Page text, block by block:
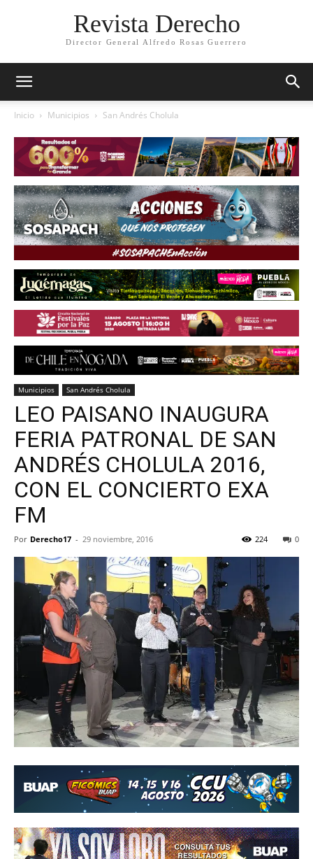
Revista Derecho
Director General Alfredo Rosas Guerrero
Inicio Municipios San Andrés Cholula
Municipios San Andrés Cholula
LEO PAISANO INAUGURA
FERIA PATRONAL DE SAN
ANDRÉS CHOLULA 2016,
CON EL CONCIERTO EXA
FM
Por Derecho17 - 29 noviembre, 2016 0
224